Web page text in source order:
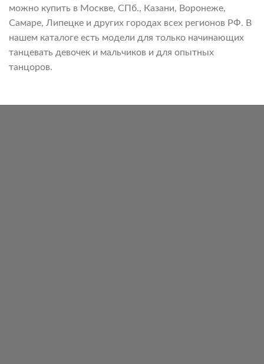
можно купить в Москве, СПб., Казани, Воронеже,
Самаре, Липецке и других городах всех регионов РФ. В
нашем каталоге есть модели для только начинающих
танцевать девочек и мальчиков и для опытных
танцоров.